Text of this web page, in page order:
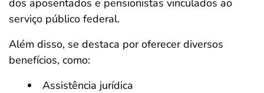
dos aposentados e pensionistas vinculados ao
serviço público federal.
Além disso, se destaca por oferecer diversos
benefícios, como:
Assistência jurídica